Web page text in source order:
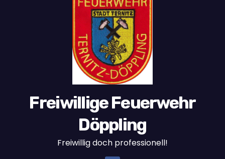
Freiwillige Feuerwehr
Döppling
Freiwillig doch professionell!